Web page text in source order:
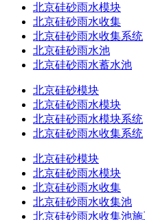
北京硅砂雨水模块
北京硅砂雨水收集
北京硅砂雨水收集系统
北京硅砂雨水池
北京硅砂雨水蓄水池
北京硅砂模块
北京硅砂雨水模块
北京硅砂雨水模块系统
北京硅砂雨水收集系统
北京硅砂模块
北京硅砂雨水模块
北京硅砂雨水收集
北京硅砂雨水收集池
北京硅砂雨水收集池施